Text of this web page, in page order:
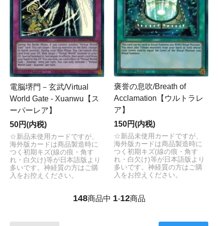
電脳堺門－玄武/Virtual
World Gate - Xuanwu【ス
ーパーレア】
50円(内税)
☆新品未使用カードですが、
海外版カードは商品製造時に
つく初期キズ(線の痕・角す
れ・白欠け)等が日本語版より
多いです。神経質の方はご購
入をお控えください。
褒誉の息吹/Breath of
Acclamation【ウルトラレ
ア】
150円(内税)
☆新品未使用カードですが、
海外版カードは商品製造時に
つく初期キズ(線の痕・角す
れ・白欠け)等が日本語版より
多いです。神経質の方はご購
入をお控えください。
148商品中 1-12商品